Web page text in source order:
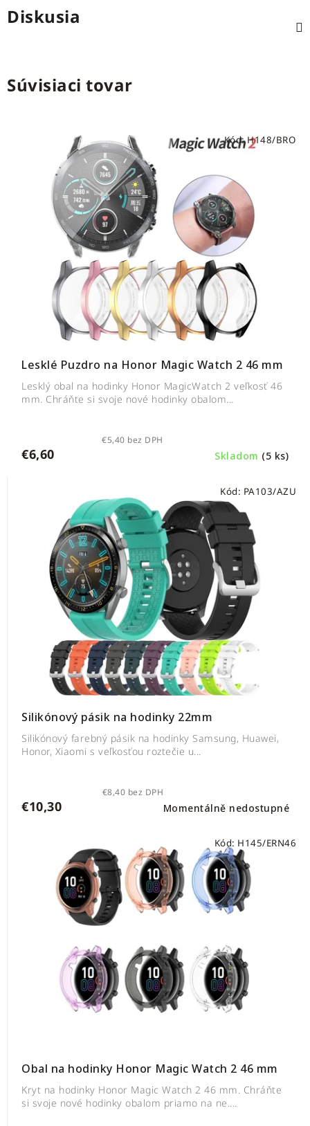
Diskusia
Súvisiaci tovar
Lesklé Puzdro na Honor Magic Watch 2 46 mm
Skladom (5 ks)
€5,40 bez DPH
€6,60
Lesklý obal na hodinky Honor MagicWatch 2 veľkosť 46
mm. Chráňte si svoje nové hodinky obalom...
Kód:H148/BRO
Silikónový pásik na hodinky 22mm
Momentálně nedostupné
€8,40 bez DPH
€10,30
Silikónový farebný pásik na hodinky Samsung, Huawei,
Honor, Xiaomi s veľkosťou roztečie u...
Kód: PA103/AZU
Obal na hodinky Honor Magic Watch 2 46 mm
Kryt na hodinky Honor Magic Watch 2 46 mm. Chráňte
si svoje nové hodinky obalom priamo na ne....
Kód: H145/ERN46